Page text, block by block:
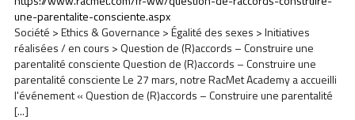
une-parentalite-consciente.aspx
Société > Ethics & Governance > Égalité des sexes > Initiatives
réalisées / en cours > Question de (R)accords – Construire une
parentalité consciente Question de (R)accords – Construire une
parentalité consciente Le 27 mars, notre RacMet Academy a accueilli
l'événement « Question de (R)accords – Construire une parentalité
[...]